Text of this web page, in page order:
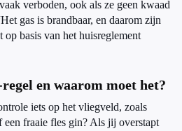
verboden, ook als ze geen kwaad
gas is brandbaar, en daarom zijn
op basis van het huisreglement
en waarom moet het?
iets op het vliegveld, zoals
fraaie fles gin? Als jij overstapt